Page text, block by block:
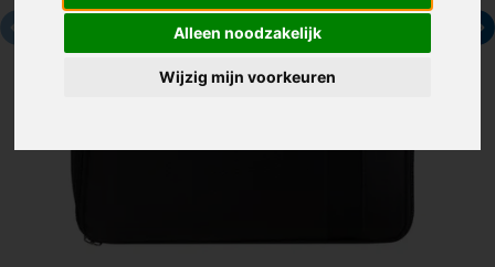
Alleen noodzakelijk
Wijzig mijn voorkeuren